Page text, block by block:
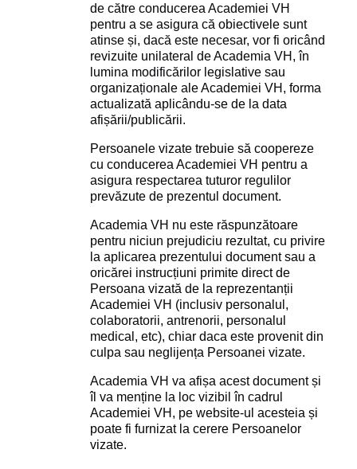
de către conducerea Academiei VH
pentru a se asigura că obiectivele sunt
atinse și, dacă este necesar, vor fi oricând
revizuite unilateral de Academia VH, în
lumina modificărilor legislative sau
organizaționale ale Academiei VH, forma
actualizată aplicându-se de la data
afișării/publicării.
Persoanele vizate trebuie să coopereze
cu conducerea Academiei VH pentru a
asigura respectarea tuturor regulilor
prevăzute de prezentul document.
Academia VH nu este răspunzătoare
pentru niciun prejudiciu rezultat, cu privire
la aplicarea prezentului document sau a
oricărei instrucțiuni primite direct de
Persoana vizată de la reprezentanții
Academiei VH (inclusiv personalul,
colaboratorii, antrenorii, personalul
medical, etc), chiar daca este provenit din
culpa sau neglijența Persoanei vizate.
Academia VH va afișa acest document și
îl va menține la loc vizibil în cadrul
Academiei VH, pe website-ul acesteia și
poate fi furnizat la cerere Persoanelor
vizate.